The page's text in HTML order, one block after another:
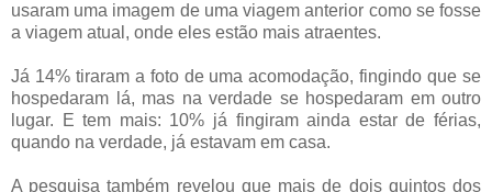
usaram uma imagem de uma viagem anterior como se fosse
a viagem atual, onde eles estão mais atraentes.
Já 14% tiraram a foto de uma acomodação, fingindo que se
hospedaram lá, mas na verdade se hospedaram em outro
lugar. E tem mais: 10% já fingiram ainda estar de férias,
quando na verdade, já estavam em casa.
A pesquisa também revelou que mais de dois quintos dos